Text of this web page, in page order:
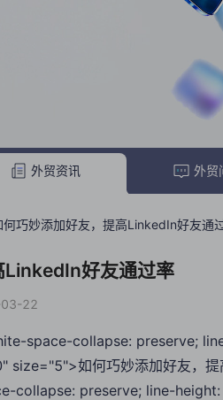
外贸资讯 外贸
何巧妙添加好友，提高LinkedIn好友通
LinkedIn好友通过率
22
space-collapse: preserve;
如何巧妙添加好友，
collapse: preserve; line-